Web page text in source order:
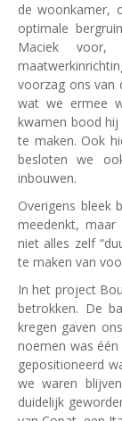
de woonkamer,
optimale
Maciek
voorzag ons van
wat we ermee
kwamen bood
te maken. Ook
besloten we
inbouwen.
Overigens bleek
meedenkt,
niet alles zelf
te maken van
In het project
betrokken. De
kregen gaven
noemen was
gepositioneerd
we waren
duidelijk